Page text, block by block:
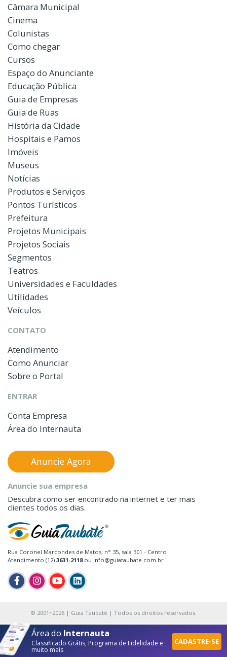
Câmara Municipal
Cinema
Colunistas
Como chegar
Cursos
Espaço do Anunciante
Educação Pública
Guia de Empresas
Guia de Ruas
História da Cidade
Hospitais e Pamos
Imóveis
Museus
Notícias
Produtos e Serviços
Pontos Turísticos
Prefeitura
Projetos Municipais
Projetos Sociais
Segmentos
Teatros
Universidades e Faculdades
Utilidades
Veículos
CONTATO
Atendimento
Como Anunciar
Sobre o Portal
ENTRAR
Conta Empresa
Área do Internauta
Rua Coronel Marcondes de Matos, n° 35, sala 301 - Centro
Atendimento (12) 3631-2118ou info@guiataubate.com.br
Anuncie sua empresa
Descubra como ser encontrado na internet e ter mais
clientes todos os dias.
Anuncie Agora
© 2001~2026 | Guia Taubaté | Todos os direitos reservados.
Área do Internauta
Classificado Grátis, Programa de Fidelidade e
muito mais
CADASTRE-SE